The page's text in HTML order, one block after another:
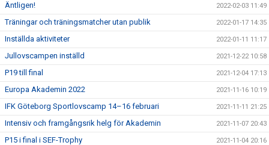
Äntligen! 2022-02-03 11:49
Träningar och träningsmatcher utan publik 2022-01-17 14:35
Inställda aktiviteter 2022-01-11 11:17
Jullovscampen inställd 2021-12-22 10:58
P19 till final 2021-12-04 17:13
Europa Akademin 2022 2021-11-16 10:19
IFK Göteborg Sportlovscamp 14–16 februari 2021-11-11 21:25
Intensiv och framgångsrik helg för Akademin 2021-11-07 20:43
P15 i final i SEF-Trophy 2021-11-04 20:16